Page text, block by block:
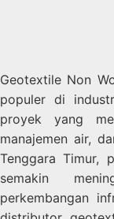
Geotextile Non
populer di
proyek yang
manajemen air,
Tenggara Timur,
semakin
perkembangan